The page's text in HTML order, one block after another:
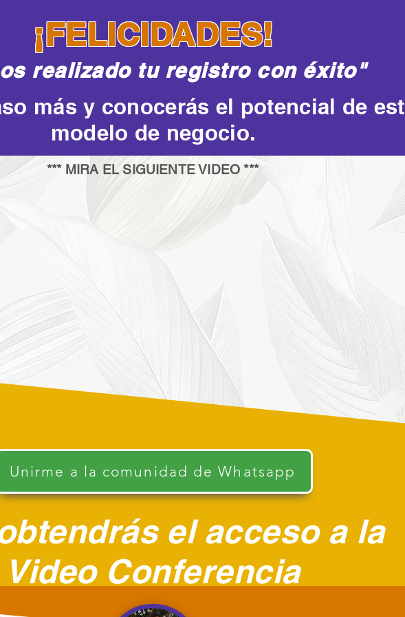
¡FELICIDADES!
realizado tu registro con éxito"
más y conocerás el potencial de
modelo de negocio.
*** MIRA EL SIGUIENTE VIDEO ***
Unirme a la comunidad de Whatsapp
el acceso a la
Video Conferencia